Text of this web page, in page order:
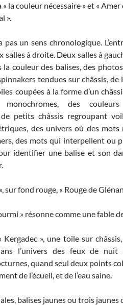
« la couleur nécessaire » et «
».
pas un sens chronologique.
salles à droite. Deux salles à
couleur des balises, des
tendues sur châssis,
coupées à la forme d’un
monochromes, des couleurs
petits châssis regroupant
des univers où des
des mots qui interpellent ou
identifier une balise et son
sur fond rouge, « Rouge de
» résonne comme une fable
Kergadec », une toile sur
l’univers des feux de
quand seul deux points
de l’écueil, et de l’eau saine.
balises jaunes ou trois